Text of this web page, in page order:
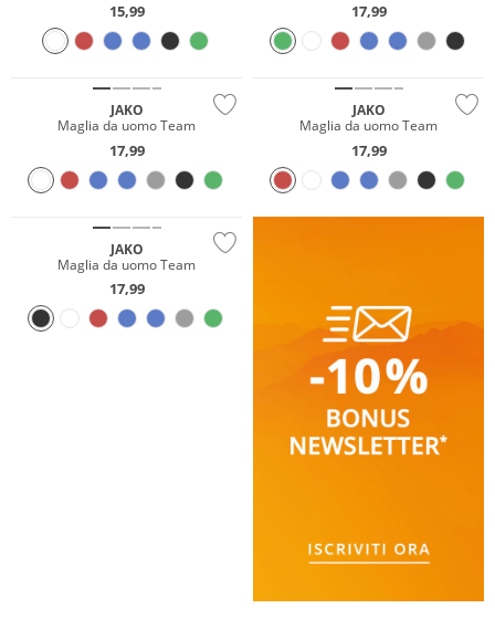
15,99 17,99
JAKO
Maglia da uomo Team
17,99
JAKO
Maglia da uomo Team
17,99
JAKO
Maglia da uomo Team
17,99